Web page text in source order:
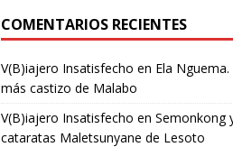
COMENTARIOS RECIENTES
V(B)iajero Insatisfecho en Ela
más castizo de Malabo
V(B)iajero Insatisfecho en Semonkong
cataratas Maletsunyane de Lesoto